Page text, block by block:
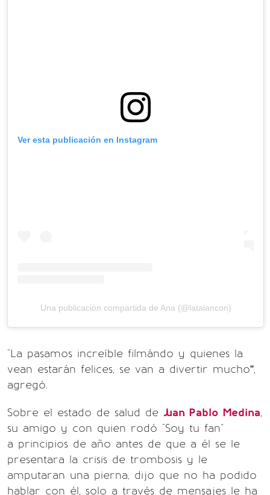
Ver esta publicación en Instagram
Una publicación compartida de Ana (@latalancon)
"La pasamos increíble filmándo y quienes la
vean estarán felices, se van a divertir mucho”,
agregó.
Sobre el estado de salud de Juan Pablo Medina,
su amigo y con quien rodó "Soy tu fan"
a principios de año antes de que a él se le
presentara la crisis de trombosis y le
amputaran una pierna, dijo que no ha podido
hablar con él, solo a través de mensajes le ha